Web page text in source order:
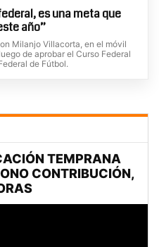
es una meta que
año”
Milanjo Villacorta, en el móvil
de aprobar el Curso Federal
de Fútbol.